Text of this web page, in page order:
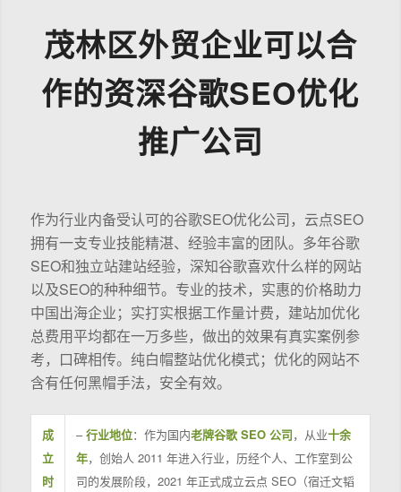
茂林区外贸企业可以合
作的资深谷歌SEO优化
推广公司
作为行业内备受认可的谷歌SEO优化公司，云点SEO
拥有一支专业技能精湛、经验丰富的团队。多年谷歌
SEO和独立站建站经验，深知谷歌喜欢什么样的网站
以及SEO的种种细节。专业的技术，实惠的价格助力
中国出海企业；实打实根据工作量计费，建站加优化
总费用平均都在一万多些，做出的效果有真实案例参
考，口碑相传。纯白帽整站优化模式；优化的网站不
含有任何黑帽手法，安全有效。
成
立
时
–行业地位：作为国内老牌谷歌 SEO 公司，从业十余
年，创始人 2011 年进入行业，历经个人、工作室到公
司的发展阶段，2021 年正式成立云点 SEO（宿迁文韬